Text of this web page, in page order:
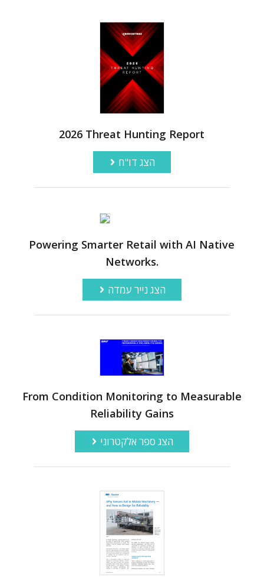
2026 Threat Hunting Report
הצג דו"ח
Powering Smarter Retail with AI Native
Networks.
הצג נייר עמדה
From Condition Monitoring to Measurable
Reliability Gains
הצג ספר אלקטרוני